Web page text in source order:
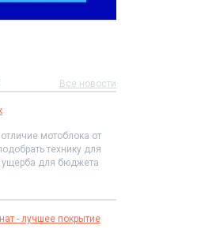
Все новости
мотоблока от
технику для
ущерба для бюджета
- лучшее покрытие